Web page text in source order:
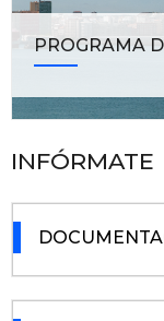
PROGRAMA
INFÓRMATE